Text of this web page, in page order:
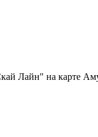
Лайн" на карте